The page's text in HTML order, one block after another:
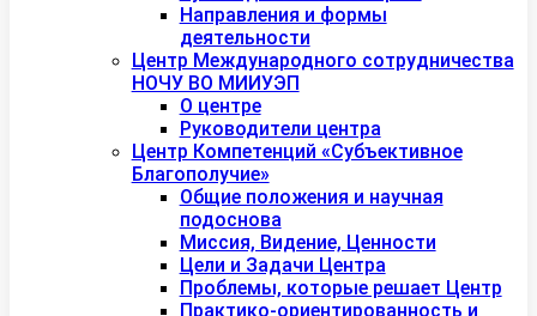
Направления и формы
деятельности
Центр Международного сотрудничества
НОЧУ ВО МИИУЭП
О центре
Руководители центра
Центр Компетенций «Субъективное
Благополучие»
Общие положения и научная
подоснова
Миссия, Видение, Ценности
Цели и Задачи Центра
Проблемы, которые решает Центр
Практико-ориентированность и